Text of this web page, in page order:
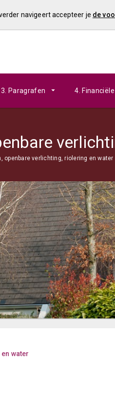
3. Paragrafen 4.
openbare verlichting, riolering en water
water
navigeert accepteer je de